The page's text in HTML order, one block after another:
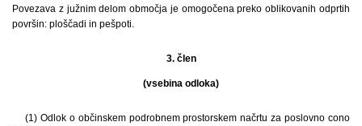
Povezava z južnim delom območja je omogočena preko oblikovanih odprtih
površin: ploščadi in pešpoti.
3. člen
(vsebina odloka)
(1) Odlok o občinskem podrobnem prostorskem načrtu za poslovno cono